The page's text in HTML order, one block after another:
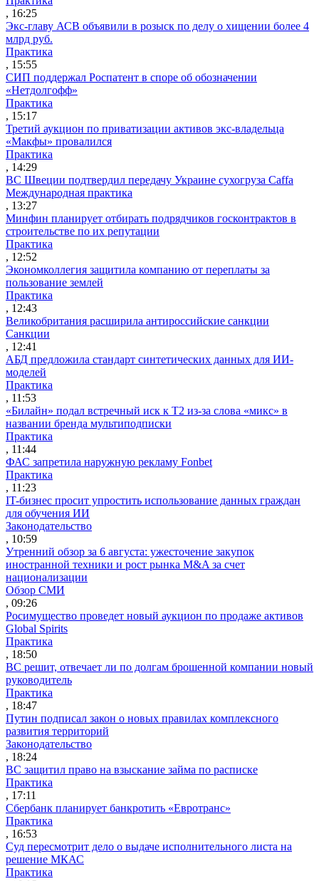
, 16:25
Экс-главу АСВ объявили в розыск по делу о хищении более 4
млрд руб.
Практика
, 15:55
СИП поддержал Роспатент в споре об обозначении
«Нетдолгофф»
Практика
, 15:17
Третий аукцион по приватизации активов экс-владельца
«Макфы» провалился
Практика
, 14:29
ВС Швеции подтвердил передачу Украине сухогруза Caffa
Международная практика
, 13:27
Минфин планирует отбирать подрядчиков госконтрактов в
строительстве по их репутации
Практика
, 12:52
Экономколлегия защитила компанию от переплаты за
пользование землей
Практика
, 12:43
Великобритания расширила антироссийские санкции
Санкции
, 12:41
АБД предложила стандарт синтетических данных для ИИ-
моделей
Практика
, 11:53
«Билайн» подал встречный иск к Т2 из-за слова «микс» в
названии бренда мультиподписки
Практика
, 11:44
ФАС запретила наружную рекламу Fonbet
Практика
, 11:23
IT-бизнес просит упростить использование данных граждан
для обучения ИИ
Законодательство
, 10:59
Утренний обзор за 6 августа: ужесточение закупок
иностранной техники и рост рынка M&A за счет
национализации
Обзор СМИ
, 09:26
Росимущество проведет новый аукцион по продаже активов
Global Spirits
Практика
, 18:50
ВС решит, отвечает ли по долгам брошенной компании новый
руководитель
Практика
, 18:47
Путин подписал закон о новых правилах комплексного
развития территорий
Законодательство
, 18:24
ВС защитил право на взыскание займа по расписке
Практика
, 17:11
Сбербанк планирует банкротить «Евротранс»
Практика
, 16:53
Суд пересмотрит дело о выдаче исполнительного листа на
решение МКАС
Практика